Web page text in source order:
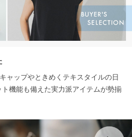
ャップやときめくテキスタイルの日
機能も備えた実力派アイテムが勢揃